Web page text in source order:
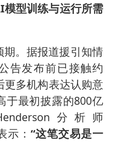
型训练与运行所需
。据报道援引知情
告发布前已接触约
更多机构表达认购意
于最初披露的800亿
分析师
示： “这笔交易是一